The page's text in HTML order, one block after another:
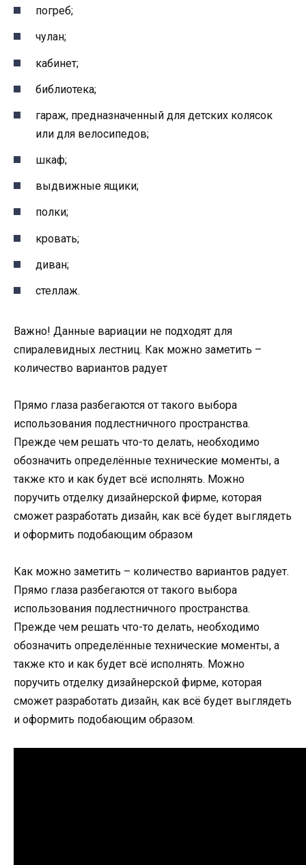
погреб;
чулан;
кабинет;
библиотека;
гараж, предназначенный для детских колясок
или для велосипедов;
шкаф;
выдвижные ящики;
полки;
кровать;
диван;
стеллаж.
Важно! Данные вариации не подходят для
спиралевидных лестниц. Как можно заметить –
количество вариантов радует
Прямо глаза разбегаются от такого выбора
использования подлестничного пространства.
Прежде чем решать что-то делать, необходимо
обозначить определённые технические моменты, а
также кто и как будет всё исполнять. Можно
поручить отделку дизайнерской фирме, которая
сможет разработать дизайн, как всё будет выглядеть
и оформить подобающим образом
Как можно заметить – количество вариантов радует.
Прямо глаза разбегаются от такого выбора
использования подлестничного пространства.
Прежде чем решать что-то делать, необходимо
обозначить определённые технические моменты, а
также кто и как будет всё исполнять. Можно
поручить отделку дизайнерской фирме, которая
сможет разработать дизайн, как всё будет выглядеть
и оформить подобающим образом.